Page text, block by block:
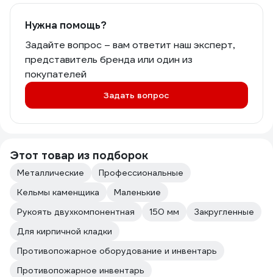
Нужна помощь?
Задайте вопрос – вам ответит наш эксперт,
представитель бренда или один из
покупателей
Задать вопрос
Этот товар из подборок
Металлические
Профессиональные
Кельмы каменщика
Маленькие
Рукоять двухкомпонентная
150 мм
Закругленные
Для кирпичной кладки
Противопожарное оборудование и инвентарь
Противопожарное инвентарь